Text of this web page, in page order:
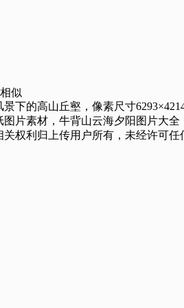
似
的高山丘壑，像素尺寸
片素材，牛背山云海夕阳图片大全
权利归上传用户所有，未经许可